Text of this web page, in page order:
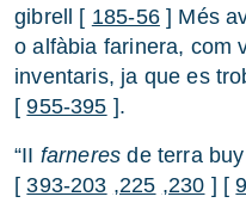
gibrell [ 185-56] Més
o alfàbia farinera, com
inventaris, ja que es
[955-395 ].
“II farneres de terra
[393-203 ,225 ,230 ] [